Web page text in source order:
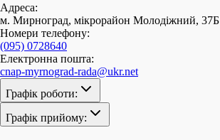
Адреса:
м. Мирноград, мікрорайон Молодіжний, 37Б
Номери телефону:
(095) 0728640
Електронна пошта:
cnap-myrnograd-rada@ukr.net
Графік роботи:
Графік прийому: